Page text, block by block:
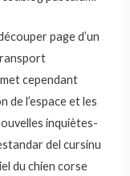
page d’un
cependant
de l’espace et les
inquiètes-
del cursinu
du chien corse